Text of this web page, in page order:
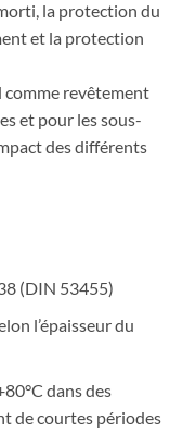
la protection du
et la protection
comme revêtement
et pour les sous-
des différents
(DIN 53455)
l’épaisseur du
dans des
de courtes périodes